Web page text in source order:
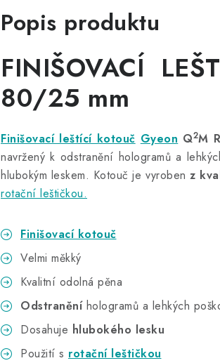
Popis produktu
FINIŠOVACÍ
80/25 mm
Finišovací leštící kotouč Gyeon Q2M
navržený k odstranění hologramů a
hlubokým leskem. Kotouč je vyrobenz
rotační leštičkou.
Finišovací kotouč
Velmi měkký
Kvalitní odolná pěna
Odstraněníhologramů a lehkých
Dosahuje hlubokého lesku
Použití s rotační leštičkou